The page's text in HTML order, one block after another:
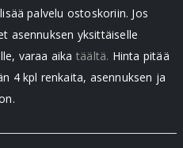
palvelu ostoskoriin. Jos
asennuksen yksittäiselle
varaa aika täältä. Hinta pitää
4 kpl renkaita, asennuksen ja